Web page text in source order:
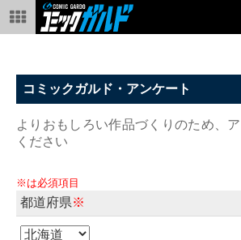
コミックガルド・アンケート
よりおもしろい作品づくりのため、
ください
※は必須項目
都道府県※